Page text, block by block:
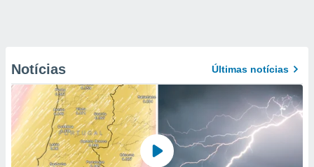
Notícias Últimas notícias